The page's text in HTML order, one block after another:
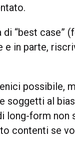
“best case”
e in parte,
possibile,
soggetti al
long-form non
contenti se